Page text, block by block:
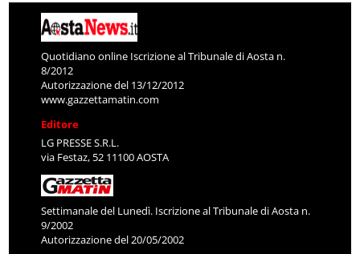
Quotidiano online Iscrizione al Tribunale di Aosta n.
8/2012
Autorizzazione del 13/12/2012
www.gazzettamatin.com
Editore
LG PRESSE S.R.L.
via Festaz, 52 11100 AOSTA
Settimanale del Lunedì. Iscrizione al Tribunale di Aosta n.
9/2002
Autorizzazione del 20/05/2002